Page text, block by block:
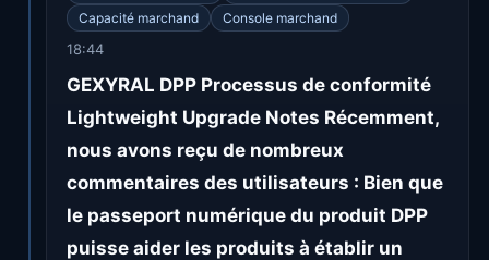
Capacité marchand
Console marchand
18:44
GEXYRAL DPP Processus de conformité
Lightweight Upgrade Notes Récemment,
nous avons reçu de nombreux
commentaires des utilisateurs : Bien que
le passeport numérique du produit DPP
puisse aider les produits à établir un